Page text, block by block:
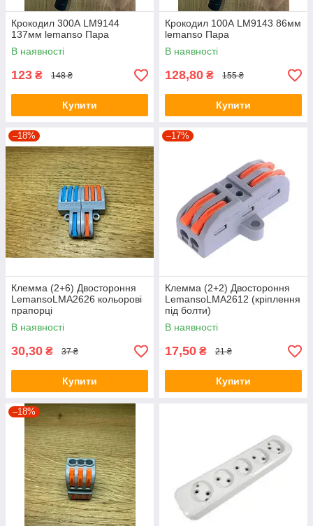
Крокодил 300А LM9144
137мм lemanso Пара
В наявності
123 ₴ 148 ₴
Купити
Крокодил 100А LM9143 86мм
lemanso Пара
В наявності
128,80 ₴ 155 ₴
Купити
–18%
Клемма (2+6) Двостороння
LemansoLMA2626 кольорові
прапорці
В наявності
30,30 ₴ 37 ₴
Купити
–17%
Клемма (2+2) Двостороння
LemansoLMA2612 (кріплення
під болти)
В наявності
17,50 ₴ 21 ₴
Купити
–18%